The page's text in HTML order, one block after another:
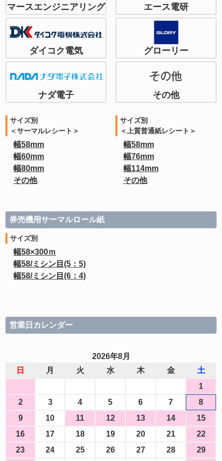
マースエンジニアリング エース電研
ダイコク電気 グローリー
ナダ電子 その他
サイズ別
＜サーマルレシート＞
幅58mm
幅60mm
幅80mm
その他
サイズ別
＜上質普通紙レシート＞
幅58mm
幅76mm
幅114mm
その他
券売機用サーマルロール紙
サイズ別
幅58×300ｍ
幅58/ミシン目(5：5)
幅58/ミシン目(6：4)
営業日カレンダー
2026年8月
日
月 火 水 木 金
土
1
2
3 4 5 6 7
8
9
10 11 12 13 14
15
16
17 18 19 20 21
22
23
24 25 26 27 28
29